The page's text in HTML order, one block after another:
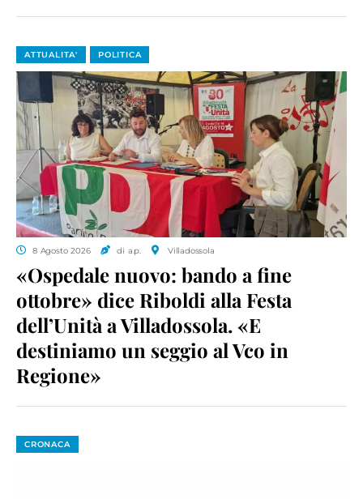
ATTUALITA' POLITICA
8 Agosto 2026 di a.p. Villadossola
«Ospedale nuovo: bando a fine
ottobre» dice Riboldi alla Festa
dell’Unità a Villadossola. «E
destiniamo un seggio al Vco in
Regione»
CRONACA